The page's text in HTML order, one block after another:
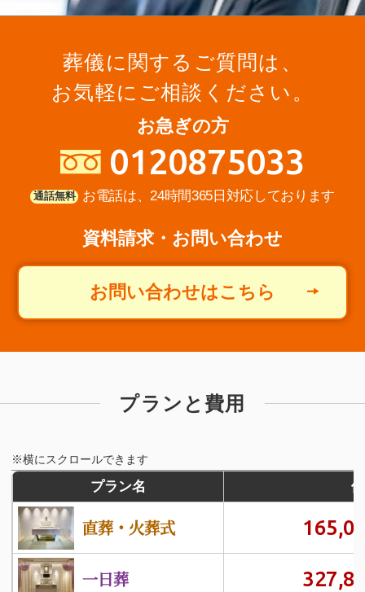
葬儀に関するご質問は、
お気軽にご相談ください。
お急ぎの方
0120875033
通話無料 お電話は、24時間365日対応しております
資料請求・お問い合わせ
お問い合わせはこちら
プランと費用
※横にスクロールできます
プラン名
直葬・火葬式
一日葬